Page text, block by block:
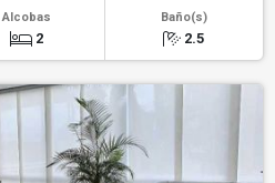
Alcobas
2
Baño(s)
2.5